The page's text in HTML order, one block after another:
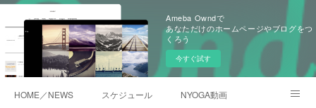
Ameba Owndで
あなただけのホームページやブログをつ
くろう
今すぐ試す
HOME／NEWS スケジュール NYOGA動画